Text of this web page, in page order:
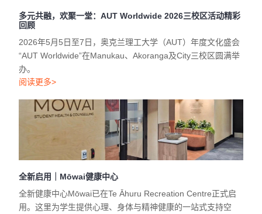
多元共融，欢聚一堂：AUT Worldwide 2026三校区活动精彩
回顾
2026年5月5日至7日，奥克兰理工大学（AUT）年度文化盛会
“AUT Worldwide”在Manukau、Akoranga及City三校区圆满举
办。
阅读更多>
全新启用｜Mōwai健康中心
全新健康中心Mōwai已在Te Āhuru Recreation Centre正式启
用。这里为学生提供心理、身体与精神健康的一站式支持空